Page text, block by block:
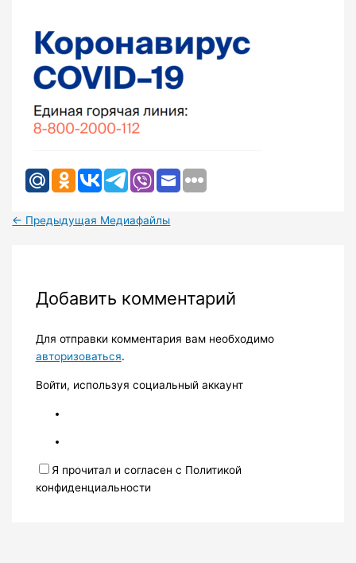
← Предыдущая Медиафайлы
Добавить комментарий
Для отправки комментария вам необходимо
авторизоваться.
Войти, используя социальный аккаунт
Я прочитал и согласен с Политикой
конфиденциальности